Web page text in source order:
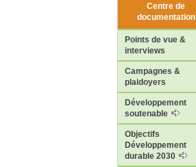
Centre de
documentation
Points de vue &
interviews
Campagnes &
plaidoyers
Développement
soutenable
Objectifs
Développement
durable 2030